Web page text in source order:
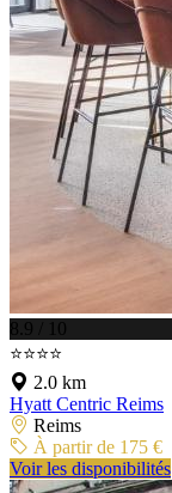
8.9 / 10
⭐⭐⭐⭐
2.0 km
Hyatt Centric Reims
Reims
À partir de 175 €
Voir les disponibilités